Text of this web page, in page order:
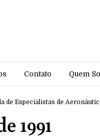
Contato Quem
de Especialistas de
1991